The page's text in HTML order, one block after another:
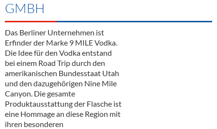
Kontakt
Gastronomie
Großhandel
"DroughtMaster"
Neuigkeiten
Termine
Sirup
Spirituosen
Bier
Alkoholfreie Getränke
Öle & Küchenartikel
Kommisionskauf & Lieferbedingungen
Fremddienstleistungen
GMBH
Das Berliner Unternehmen ist
Erfinder der Marke 9 MILE Vodka.
Die Idee für den Vodka entstand
bei einem Road Trip durch den
amerikanischen Bundesstaat Utah
und den dazugehörigen Nine Mile
Canyon. Die gesamte
Produktausstattung der Flasche ist
eine Hommage an diese Region mit
ihren besonderen